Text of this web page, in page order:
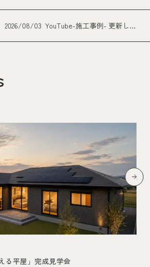
2026/08/03 YouTube-施工事例- 更新しま
か平屋展示場 」完成見学会